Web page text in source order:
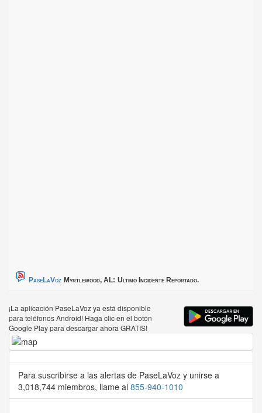
PaseLaVoz Myrtlewood, AL: Ultimo Incidente Reportado.
¡La aplicación PaseLaVoz ya está disponible
para teléfonos Android! Haga clic en el botón
Google Play para descargar ahora GRATIS!
Para suscribirse a las alertas de PaseLaVoz y unirse a
3,018,744 miembros, llame al 855-940-1010